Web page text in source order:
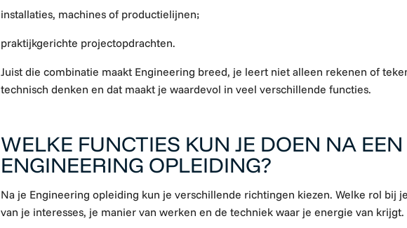
installaties, machines of productielijnen;
praktijkgerichte projectopdrachten.
Juist die combinatie maakt Engineering breed, je leert niet alleen rekenen of
technisch denken en dat maakt je waardevol in veel verschillende functies.
WELKE FUNCTIES KUN JE DOEN NA EEN
ENGINEERING OPLEIDING?
Na je Engineering opleiding kun je verschillende richtingen kiezen. Welke rol bij
van je interesses, je manier van werken en de techniek waar je energie van krijgt.